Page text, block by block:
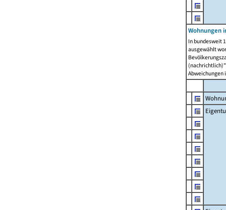
Wohnungen
In bundesweit
ausgewählt
Abweichungen